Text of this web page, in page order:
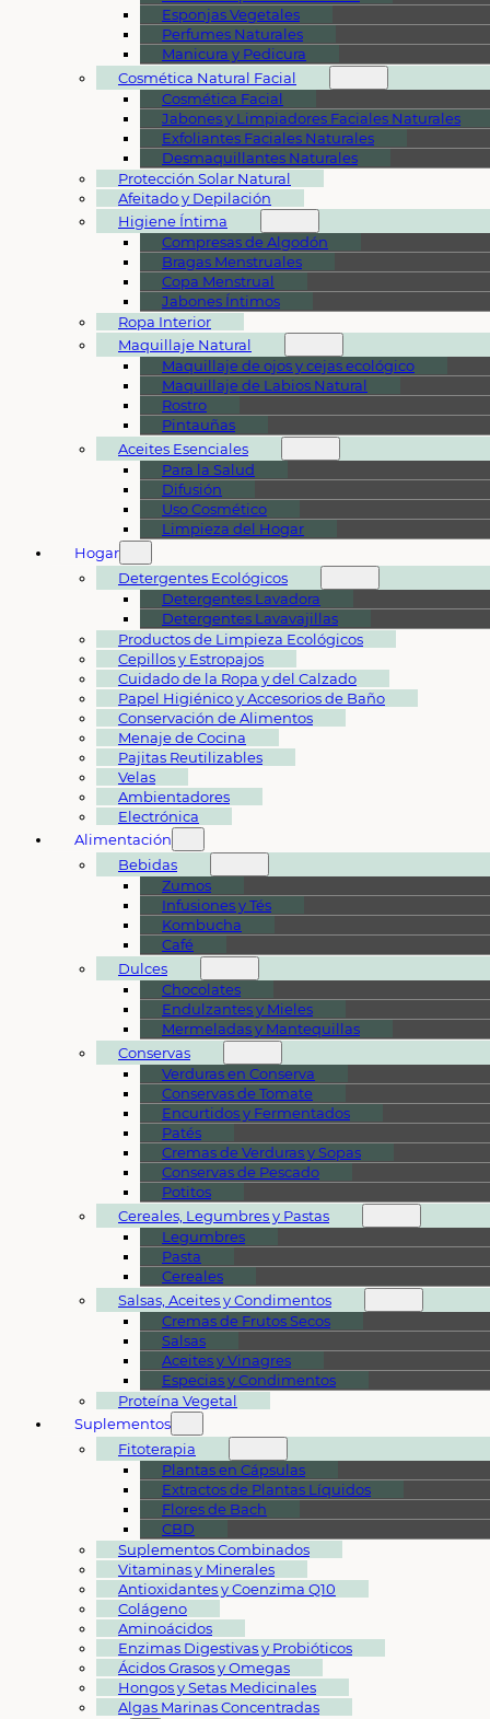
Esponjas Vegetales
Perfumes Naturales
Manicura y Pedicura
Cosmética Natural Facial
Cosmética Facial
Jabones y Limpiadores Faciales Naturales
Exfoliantes Faciales Naturales
Desmaquillantes Naturales
Protección Solar Natural
Afeitado y Depilación
Higiene Íntima
Compresas de Algodón
Bragas Menstruales
Copa Menstrual
Jabones Íntimos
Ropa Interior
Maquillaje Natural
Maquillaje de ojos y cejas ecológico
Maquillaje de Labios Natural
Rostro
Pintauñas
Aceites Esenciales
Para la Salud
Difusión
Uso Cosmético
Limpieza del Hogar
Hogar
Detergentes Ecológicos
Detergentes Lavadora
Detergentes Lavavajillas
Productos de Limpieza Ecológicos
Cepillos y Estropajos
Cuidado de la Ropa y del Calzado
Papel Higiénico y Accesorios de Baño
Conservación de Alimentos
Menaje de Cocina
Pajitas Reutilizables
Velas
Ambientadores
Electrónica
Alimentación
Bebidas
Zumos
Infusiones y Tés
Kombucha
Café
Dulces
Chocolates
Endulzantes y Mieles
Mermeladas y Mantequillas
Conservas
Verduras en Conserva
Conservas de Tomate
Encurtidos y Fermentados
Patés
Cremas de Verduras y Sopas
Conservas de Pescado
Potitos
Cereales, Legumbres y Pastas
Legumbres
Pasta
Cereales
Salsas, Aceites y Condimentos
Cremas de Frutos Secos
Salsas
Aceites y Vinagres
Especias y Condimentos
Proteína Vegetal
Suplementos
Fitoterapia
Plantas en Cápsulas
Extractos de Plantas Líquidos
Flores de Bach
CBD
Suplementos Combinados
Vitaminas y Minerales
Antioxidantes y Coenzima Q10
Colágeno
Aminoácidos
Enzimas Digestivas y Probióticos
Ácidos Grasos y Omegas
Hongos y Setas Medicinales
Algas Marinas Concentradas